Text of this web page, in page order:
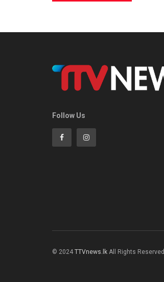
Follow Us
© 2024 TTVnews.lk All Rights Reserved